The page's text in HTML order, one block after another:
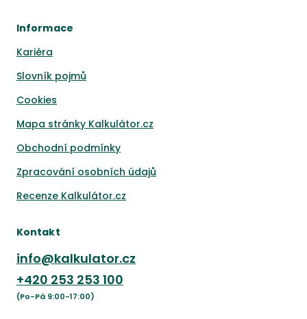
Informace
Kariéra
Slovník pojmů
Cookies
Mapa stránky Kalkulátor.cz
Obchodní podmínky
Zpracování osobních údajů
Recenze Kalkulátor.cz
Kontakt
info@kalkulator.cz
+420 253 253 100
(Po-Pá 9:00-17:00)